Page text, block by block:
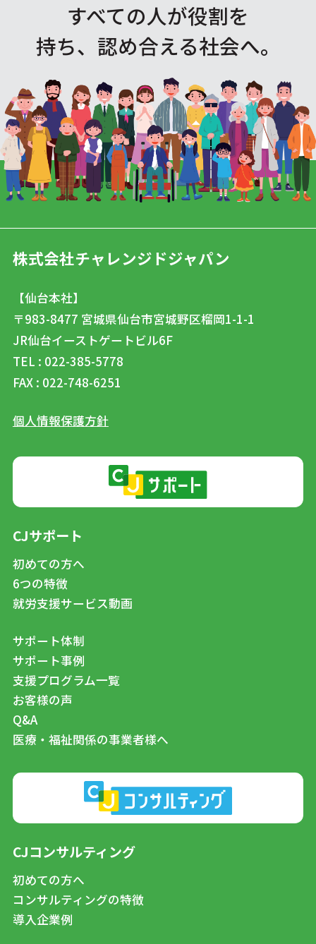
すべての人が役割を
持ち、認め合える社会へ。
株式会社チャレンジドジャパン
【仙台本社】
〒983-8477 宮城県仙台市宮城野区榴岡1-1-1
JR仙台イーストゲートビル6F
TEL : 022-385-5778
FAX : 022-748-6251
個人情報保護方針
CJサポート
初めての方へ
6つの特徴
就労支援サービス動画
サポート体制
サポート事例
支援プログラム一覧
お客様の声
Q&A
医療・福祉関係の事業者様へ
CJコンサルティング
初めての方へ
コンサルティングの特徴
導入企業例